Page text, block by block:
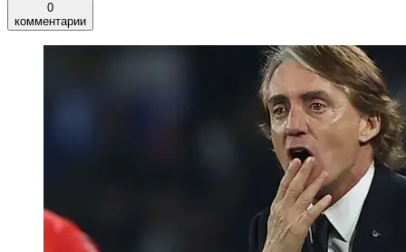
0
комментарии